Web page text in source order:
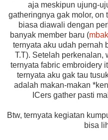
aja meskipun ujung-
gatheringnya gak molor, on
biasa diawali dengan
banyak member baru (
ternyata aku udah pernah
T.T). Setelah perkenalan,
ternyata fabric embroidery
ternyata aku gak tau
adalah makan-makan
ICers gather pasti
Btw, ternyata kegiatan
bisa